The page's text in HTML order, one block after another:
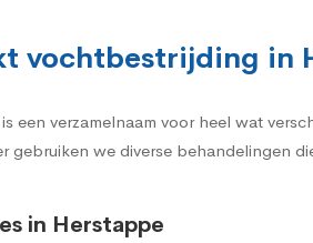
vochtbestrijding in
een verzamelnaam voor heel wat
gebruiken we diverse behandelingen
in Herstappe